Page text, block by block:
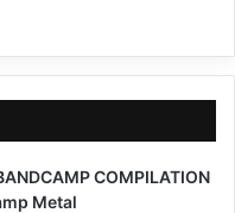
COMPILATION
Metal